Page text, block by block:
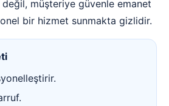
müşteriye güvenle emanet
bir hizmet sunmakta gizlidir.